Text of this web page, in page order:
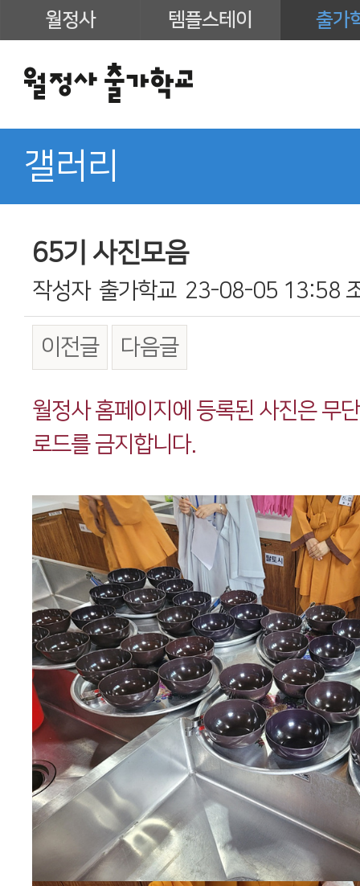
월정사 템플스테이 출가
갤러리
65기 사진모음
작성자 출가학교 23-08-05 13:58
이전글 다음글
본문
월정사 홈페이지에 등록된 사진은 무
로드를 금지합니다.